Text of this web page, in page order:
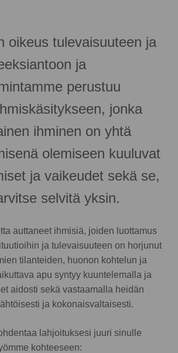
oikeus tulevaisuuteen ja
ja
perustuu
jonka
ihminen on yhtä
olemiseen kuuluvat
ja vaikeudet sekä se,
selvitä yksin.
auttaneet ihmisiä, joiden luottamus
ja tulevaisuuteen on horjunut
tilanteiden, huonon kohtelun ja
apu syntyy kuuntelemalla ja
aidosti sekä vastaamalla heidän
ja kokonaisvaltaisesti.
lahjoituksesi juuri sinulle
kohteeseen: